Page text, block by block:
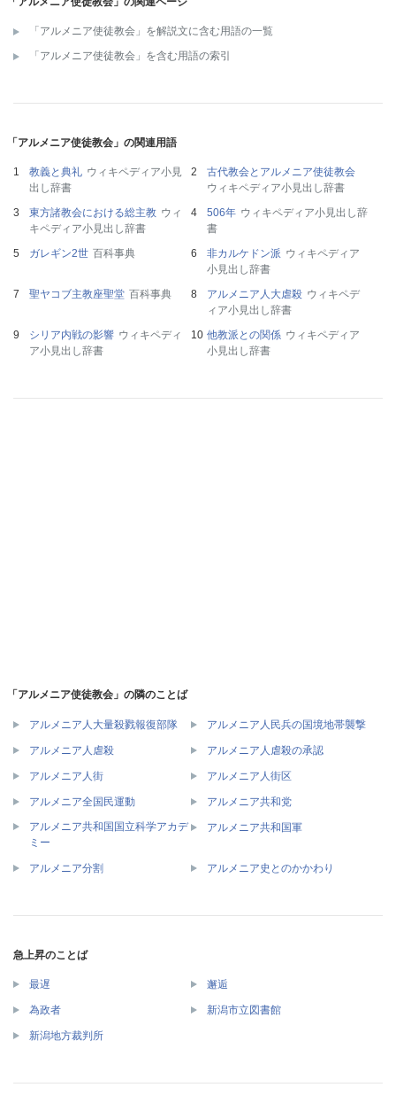
「アルメニア使徒教会」を解説文に含む用語の一覧
「アルメニア使徒教会」を含む用語の索引
「アルメニア使徒教会」の関連用語
教義と典礼 ウィキペディア小見
出し辞書
古代教会とアルメニア使徒教会
ウィキペディア小見出し辞書
東方諸教会における総主教 ウィ
キペディア小見出し辞書
506年 ウィキペディア小見出し辞
書
ガレギン2世 百科事典 非カルケドン派 ウィキペディア
小見出し辞書
聖ヤコブ主教座聖堂 百科事典 アルメニア人大虐殺 ウィキペデ
ィア小見出し辞書
シリア内戦の影響 ウィキペディ
ア小見出し辞書
他教派との関係 ウィキペディア
小見出し辞書
「アルメニア使徒教会」の隣のことば
アルメニア人大量殺戮報復部隊 アルメニア人民兵の国境地帯襲撃
アルメニア人虐殺 アルメニア人虐殺の承認
アルメニア人街 アルメニア人街区
アルメニア全国民運動
アルメニア共和党
アルメニア共和国国立科学アカデ
ミー
アルメニア共和国軍
アルメニア分割 アルメニア史とのかかわり
急上昇のことば
最遅 邂逅
為政者 新潟市立図書館
新潟地方裁判所